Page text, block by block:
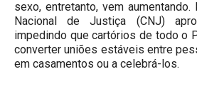
sexo, entretanto, vem
Nacional de Justiça (CNJ)
impedindo que cartórios de todo o
converter uniões estáveis entre
em casamentos ou a celebrá-los.